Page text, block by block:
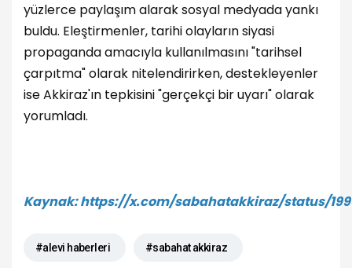
yüzlerce paylaşım alarak sosyal medyada yankı
buldu. Eleştirmenler, tarihi olayların siyasi
propaganda amacıyla kullanılmasını "tarihsel
çarpıtma" olarak nitelendirirken, destekleyenler
ise Akkiraz'ın tepkisini "gerçekçi bir uyarı" olarak
yorumladı.
Kaynak:https://x.com/sabahatakkiraz/status/
#alevi haberleri #sabahat akkiraz